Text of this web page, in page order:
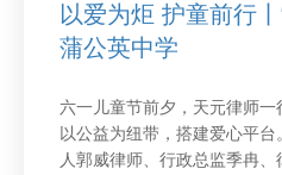
以爱为炬 护童前行
蒲公英中学
六一儿童节前夕，天元律师一
以公益为纽带，搭建爱心平
人郭威律师、行政总监季冉